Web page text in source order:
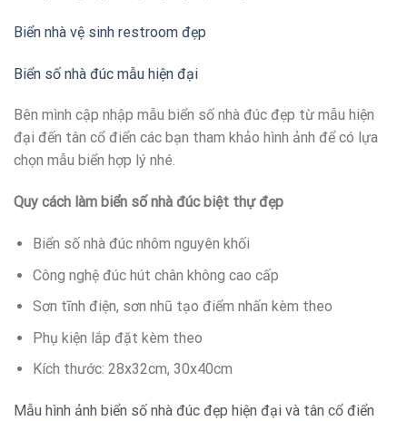
Biển nhà vệ sinh restroom đẹp
Biển số nhà đúc mẫu hiện đại
Bên mình cập nhập mẫu biển số nhà đúc đẹp từ mẫu hiện
đại đến tân cổ điển các bạn tham khảo hình ảnh để có lựa
chọn mẫu biển hợp lý nhé.
Quy cách làm biển số nhà đúc biệt thự đẹp
Biển số nhà đúc nhôm nguyên khối
Công nghệ đúc hút chân không cao cấp
Sơn tĩnh điện, sơn nhũ tạo điểm nhấn kèm theo
Phụ kiện lắp đặt kèm theo
Kích thước: 28x32cm, 30x40cm
Mẫu hình ảnh biển số nhà đúc đẹp hiện đại và tân cổ điển